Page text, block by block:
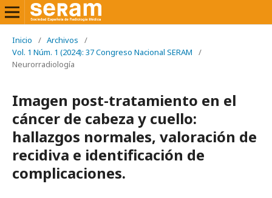
Inicio / Archivos
/
Vol. 1 Núm. 1 (2024): 37 Congreso Nacional SERAM
/
Neurorradiología
Imagen post-tratamiento en el
cáncer de cabeza y cuello:
hallazgos normales, valoración de
recidiva e identificación de
complicaciones.